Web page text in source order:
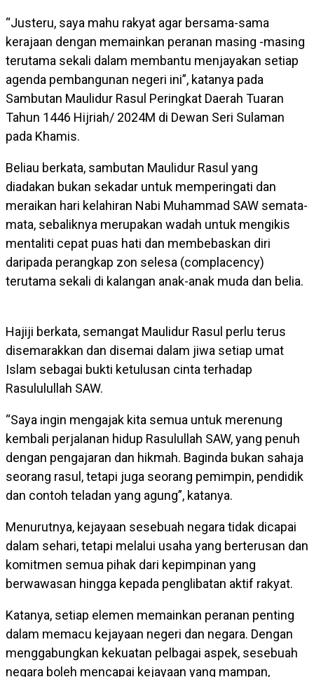
“Justeru, saya mahu rakyat agar bersama-sama
kerajaan dengan memainkan peranan masing -masing
terutama sekali dalam membantu menjayakan setiap
agenda pembangunan negeri ini”, katanya pada
Sambutan Maulidur Rasul Peringkat Daerah Tuaran
Tahun 1446 Hijriah/ 2024M di Dewan Seri Sulaman
pada Khamis.
Beliau berkata, sambutan Maulidur Rasul yang
diadakan bukan sekadar untuk memperingati dan
meraikan hari kelahiran Nabi Muhammad SAW semata-
mata, sebaliknya merupakan wadah untuk mengikis
mentaliti cepat puas hati dan membebaskan diri
daripada perangkap zon selesa (complacency)
terutama sekali di kalangan anak-anak muda dan belia.
Hajiji berkata, semangat Maulidur Rasul perlu terus
disemarakkan dan disemai dalam jiwa setiap umat
Islam sebagai bukti ketulusan cinta terhadap
Rasululullah SAW.
“Saya ingin mengajak kita semua untuk merenung
kembali perjalanan hidup Rasulullah SAW, yang penuh
dengan pengajaran dan hikmah. Baginda bukan sahaja
seorang rasul, tetapi juga seorang pemimpin, pendidik
dan contoh teladan yang agung”, katanya.
Menurutnya, kejayaan sesebuah negara tidak dicapai
dalam sehari, tetapi melalui usaha yang berterusan dan
komitmen semua pihak dari kepimpinan yang
berwawasan hingga kepada penglibatan aktif rakyat.
Katanya, setiap elemen memainkan peranan penting
dalam memacu kejayaan negeri dan negara. Dengan
menggabungkan kekuatan pelbagai aspek, sesebuah
negara boleh mencapai kejayaan yang mampan,